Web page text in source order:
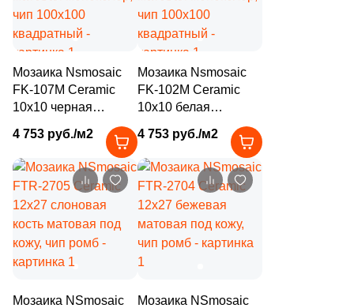
Надписи (1)
Обои (6 )
Оникс (41
Орнамент (166
Оттенки цвета ( 312)
Паркет (18)
Перламутр (179
Полосы (66)
Пэчворк (6
Растительность ( 4
Мозаика Nsmosaic
FK-107М Ceramic
10x10 черная
матовая моноколор,
чип 100x100
квадратный
4 753 руб./м2
Мозаика Nsmosaic
FK-102M Ceramic
10x10 белая
матовая моноколор,
чип 100x100
квадратный
4 753 руб./м2
Мозаика NSmosaic
Мозаика NSmosaic